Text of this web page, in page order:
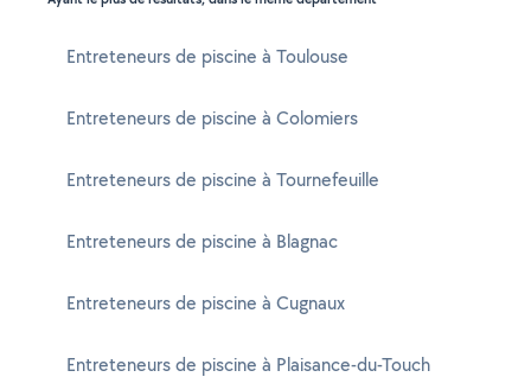
Entreteneurs de piscine à Toulouse
Entreteneurs de piscine à Colomiers
Entreteneurs de piscine à Tournefeuille
Entreteneurs de piscine à Blagnac
Entreteneurs de piscine à Cugnaux
Entreteneurs de piscine à Plaisance-du-Touch